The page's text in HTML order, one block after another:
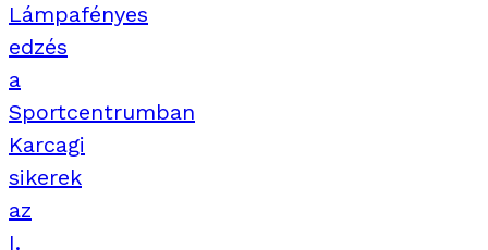
Lámpafényes
edzés
a
Sportcentrumban
Karcagi
sikerek
az
I.